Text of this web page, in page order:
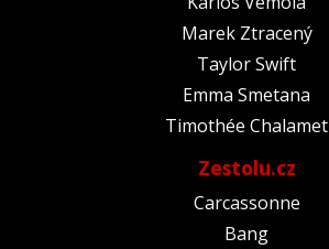
Marek Ztracený
Taylor Swift
Emma Smetana
Timothée Chalamet
Zestolu.cz
Carcassonne
Bang